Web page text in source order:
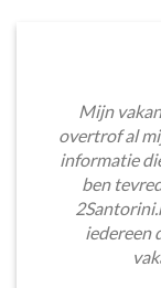
Mijn
overtrof al
informatie
ben
iedereen